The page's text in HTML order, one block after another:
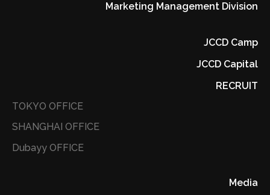
Marketing Management Division
JCCD Camp
JCCD Capital
RECRUIT
TOKYO OFFICE
SHANGHAI OFFICE
Dubayy OFFICE
Media